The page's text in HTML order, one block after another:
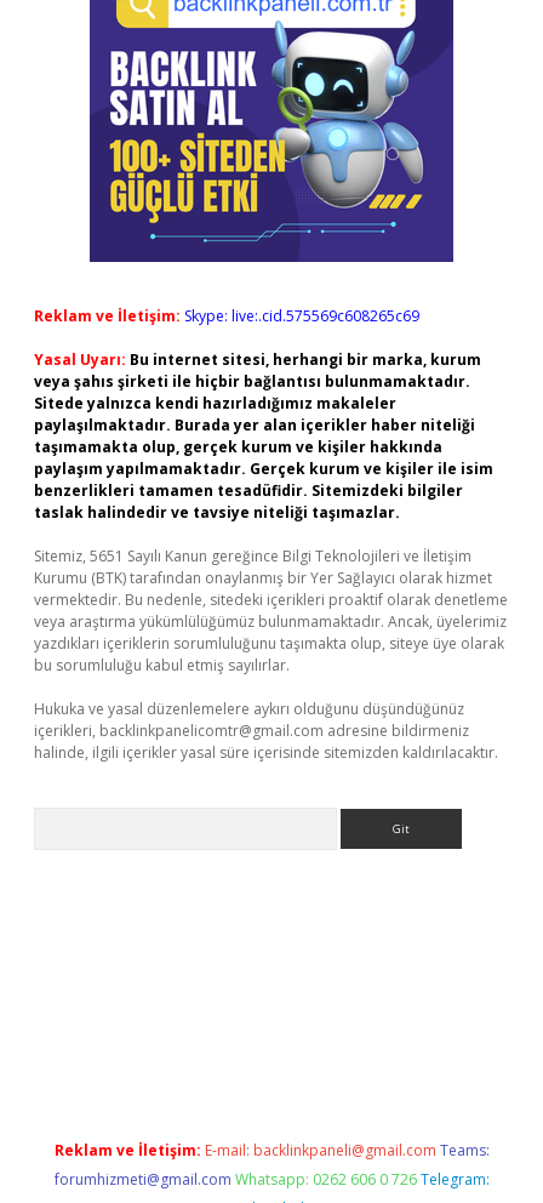
Reklam ve İletişim: Skype: live:.cid.575569c608265c69
Yasal Uyarı: Bu internet sitesi, herhangi bir marka, kurum
veya şahıs şirketi ile hiçbir bağlantısı bulunmamaktadır.
Sitede yalnızca kendi hazırladığımız makaleler
paylaşılmaktadır. Burada yer alan içerikler haber niteliği
taşımamakta olup, gerçek kurum ve kişiler hakkında
paylaşım yapılmamaktadır. Gerçek kurum ve kişiler ile isim
benzerlikleri tamamen tesadüfidir. Sitemizdeki bilgiler
taslak halindedir ve tavsiye niteliği taşımazlar.
Sitemiz, 5651 Sayılı Kanun gereğince Bilgi Teknolojileri ve İletişim
Kurumu (BTK) tarafından onaylanmış bir Yer Sağlayıcı olarak hizmet
vermektedir. Bu nedenle, sitedeki içerikleri proaktif olarak denetleme
veya araştırma yükümlülüğümüz bulunmamaktadır. Ancak, üyelerimiz
yazdıkları içeriklerin sorumluluğunu taşımakta olup, siteye üye olarak
bu sorumluluğu kabul etmiş sayılırlar.
Hukuka ve yasal düzenlemelere aykırı olduğunu düşündüğünüz
içerikleri, backlinkpanelicomtr@gmail.com adresine bildirmeniz
halinde, ilgili içerikler yasal süre içerisinde sitemizden kaldırılacaktır.
Reklam ve İletişim: E-mail: backlinkpaneli@gmail.com Teams:
forumhizmeti@gmail.com Whatsapp: 0262 606 0 726 Telegram: